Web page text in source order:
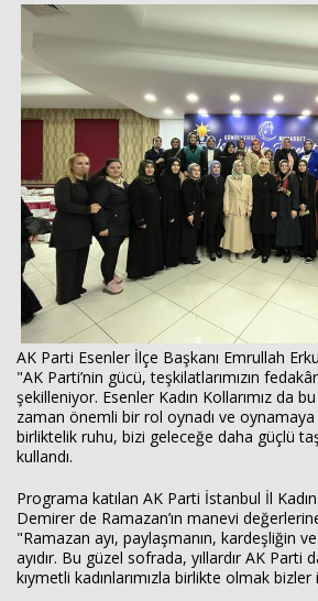
AK Parti Esenler İlçe Başkanı Emrullah
"AK Parti’nin gücü, teşkilatlarımızın
şekilleniyor. Esenler Kadın Kollarımız da
zaman önemli bir rol oynadı ve
birliktelik ruhu, bizi geleceğe daha güçlü
kullandı.
Programa katılan AK Parti İstanbul İl
Demirer de Ramazan’ın manevi
"Ramazan ayı, paylaşmanın, kardeşliğin
ayıdır. Bu güzel sofrada, yıllardır AK Parti
kıymetli kadınlarımızla birlikte olmak